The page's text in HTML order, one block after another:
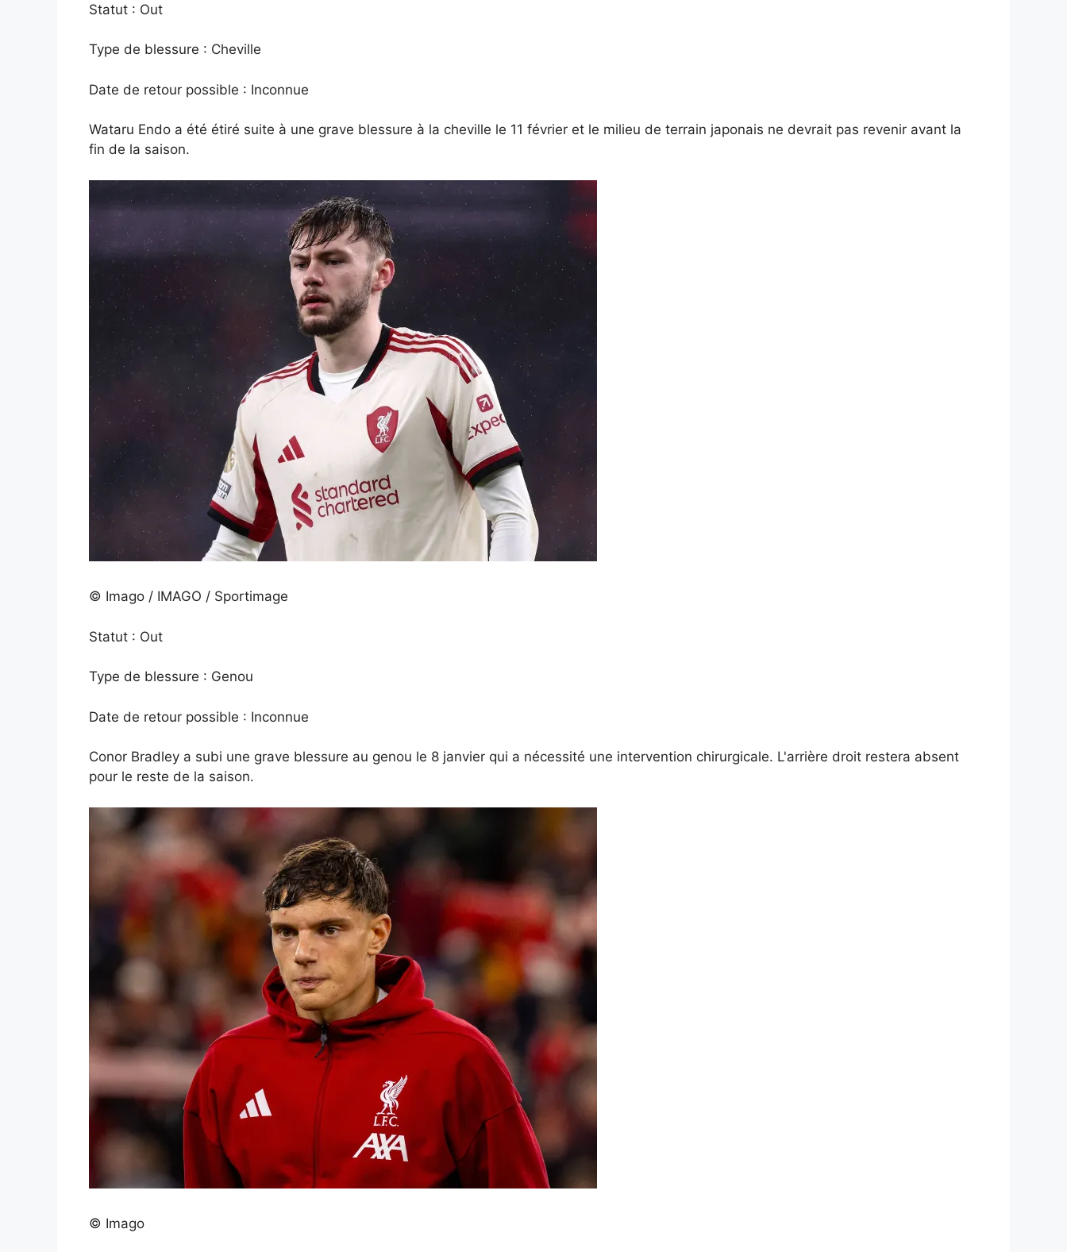
Statut : Out
Type de blessure : Cheville
Date de retour possible : Inconnue
Wataru Endo a été étiré suite à une grave blessure à la cheville le 11 février et le milieu de terrain japonais ne devrait pas revenir avant la
fin de la saison.
© Imago / IMAGO / Sportimage
Statut : Out
Type de blessure : Genou
Date de retour possible : Inconnue
Conor Bradley a subi une grave blessure au genou le 8 janvier qui a nécessité une intervention chirurgicale. L'arrière droit restera absent
pour le reste de la saison.
© Imago